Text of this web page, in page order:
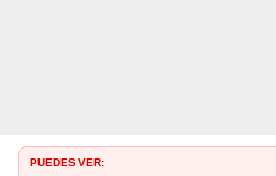
PUEDES VER: